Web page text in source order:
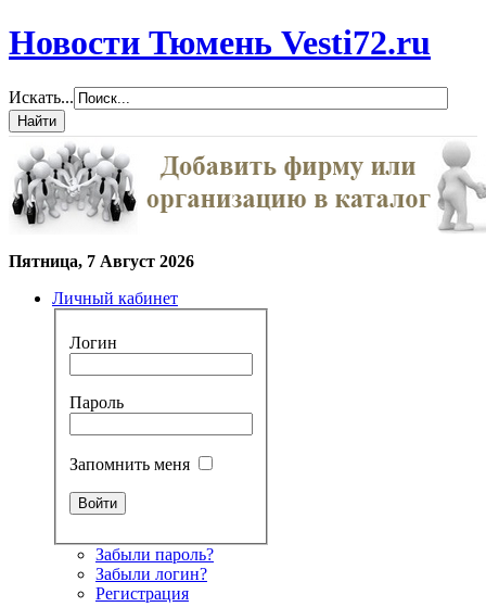
Новости Тюмень Vesti72.ru
Искать...
Пятница, 7 Август 2026
Личный кабинет
Логин
Пароль
Запомнить меня
Забыли пароль?
Забыли логин?
Регистрация